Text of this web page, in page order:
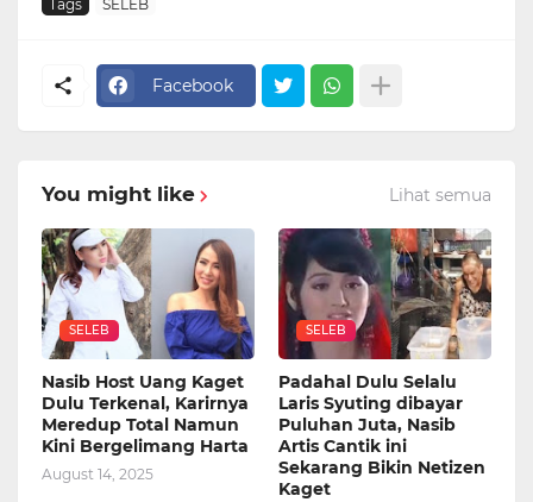
Tags SELEB
Facebook
You might like Lihat semua
SELEB
Nasib Host Uang Kaget
Dulu Terkenal, Karirnya
Meredup Total Namun
Kini Bergelimang Harta
August 14, 2025
SELEB
Padahal Dulu Selalu
Laris Syuting dibayar
Puluhan Juta, Nasib
Artis Cantik ini
Sekarang Bikin Netizen
Kaget